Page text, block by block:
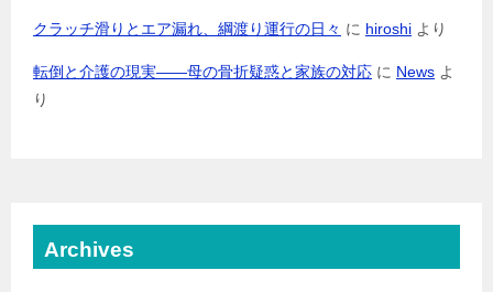
クラッチ滑りとエア漏れ、綱渡り運行の日々 に hiroshi より
転倒と介護の現実――母の骨折疑惑と家族の対応 に News よ
り
Archives